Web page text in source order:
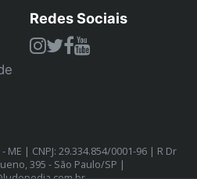
Redes Sociais
- ME | CNPJ: 29.334.854/0001-96 | R Dr
395 - São Paulo/SP |